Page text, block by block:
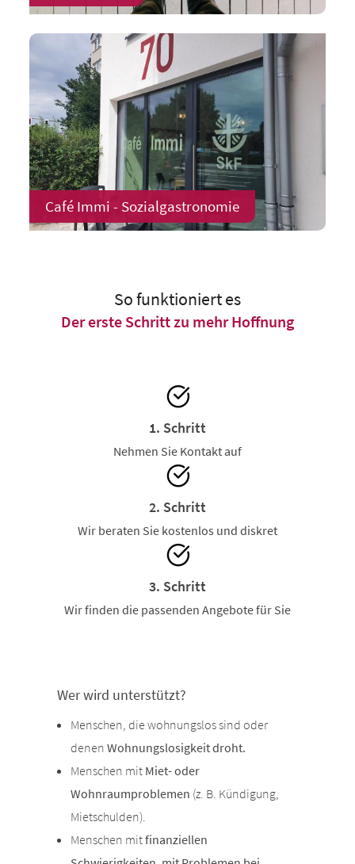
Café Immi - Sozialgastronomie
So funktioniert es
Der erste Schritt zu mehr Hoffnung
1. Schritt
Nehmen Sie Kontakt auf
2. Schritt
Wir beraten Sie kostenlos und diskret
3. Schritt
Wir finden die passenden Angebote für Sie
Wer wird unterstützt?
Menschen, die wohnungslos sind oder
denen Wohnungslosigkeit droht.
Menschen mit Miet- oder
Wohnraumproblemen (z. B. Kündigung,
Mietschulden).
Menschen mitfinanziellen